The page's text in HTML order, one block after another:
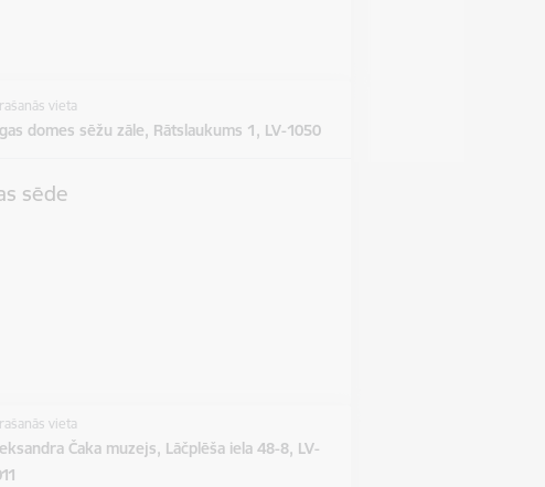
vieta
domes sēžu zāle, Rātslaukums 1, LV-1050
sēde
vieta
Čaka muzejs, Lāčplēša iela 48-8, LV-